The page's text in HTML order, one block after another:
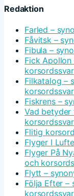
Redaktion
Farled –
Fåvitsk –
Fibula –
Fick
korsordssvar
Filkatalog –
korsordssvar
Fiskrens –
Vad betyder
korsordssvar
Flitig
Flyger I
Flyger På
och
Flytt –
Följa Efter –
korsordssvar